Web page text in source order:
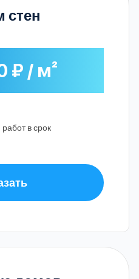
стен
₽ / м²
в срок